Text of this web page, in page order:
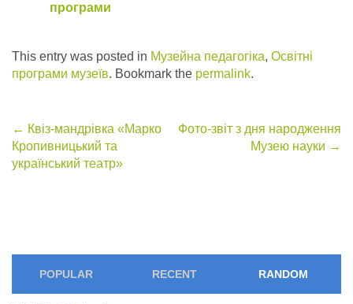
програми
This entry was posted in Музейна педагогіка, Освітні
програми музеїв. Bookmark the permalink.
Post
navigation
← Квіз-мандрівка «Марко
Кропивницький та
український театр»
Фото-звіт з дня народження
Музею науки →
POPULAR RECENT RANDOM